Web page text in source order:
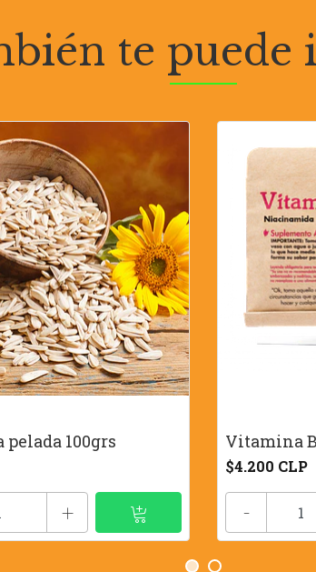
te puede
100grs
+
Vitamina
$4.200 CLP
-